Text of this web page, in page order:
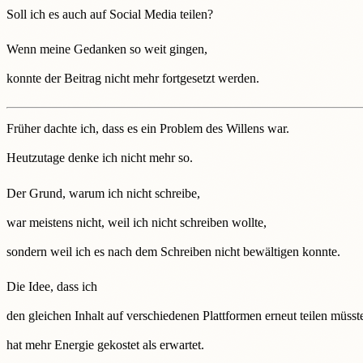
Soll ich es auch auf Social Media teilen?
Wenn meine Gedanken so weit gingen,
konnte der Beitrag nicht mehr fortgesetzt werden.
Früher dachte ich, dass es ein Problem des Willens war.
Heutzutage denke ich nicht mehr so.
Der Grund, warum ich nicht schreibe,
war meistens nicht, weil ich nicht schreiben wollte,
sondern weil ich es nach dem Schreiben nicht bewältigen konnte.
Die Idee, dass ich
den gleichen Inhalt auf verschiedenen Plattformen erneut teilen
hat mehr Energie gekostet als erwartet.